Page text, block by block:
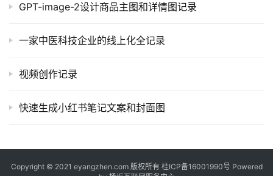
GPT-image-2设计商品主图和详情图记录
一家中医科技企业的线上化全记录
视频创作记录
快速生成小红书笔记文案和封面图
Copyright © 2021 eyangzhen.com 版权所有 桂ICP备16001990号 Powered